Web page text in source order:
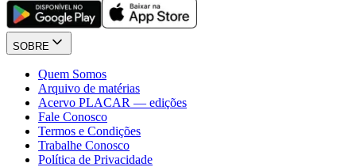
SOBRE
Quem Somos
Arquivo de matérias
Acervo PLACAR — edições
Fale Conosco
Termos e Condições
Trabalhe Conosco
Política de Privacidade